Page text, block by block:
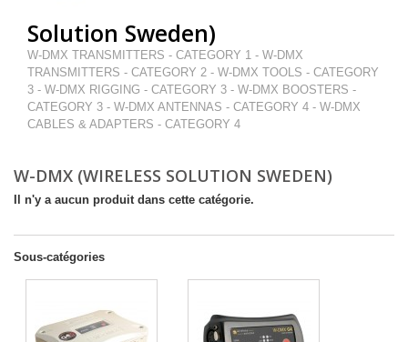
Solution Sweden)
W-DMX TRANSMITTERS - CATEGORY 1 - W-DMX
TRANSMITTERS - CATEGORY 2 - W-DMX TOOLS - CATEGORY
3 - W-DMX RIGGING - CATEGORY 3 - W-DMX BOOSTERS -
CATEGORY 3 - W-DMX ANTENNAS - CATEGORY 4 - W-DMX
CABLES & ADAPTERS - CATEGORY 4
W-DMX (WIRELESS SOLUTION SWEDEN)
Il n'y a aucun produit dans cette catégorie.
Sous-catégories